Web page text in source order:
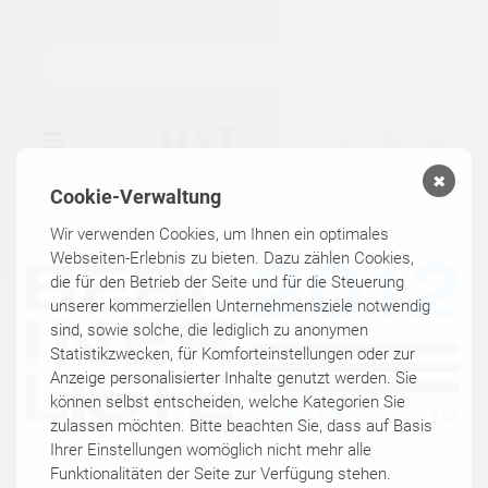
GALERIE
AUSSTELLUNGEN
KÜNSTLER
KATALOGE
Cookie-Verwaltung
Wir verwenden Cookies, um Ihnen ein optimales
Webseiten-Erlebnis zu bieten. Dazu zählen Cookies,
die für den Betrieb der Seite und für die Steuerung
unserer kommerziellen Unternehmensziele notwendig
sind, sowie solche, die lediglich zu anonymen
Statistikzwecken, für Komforteinstellungen oder zur
Anzeige personalisierter Inhalte genutzt werden. Sie
können selbst entscheiden, welche Kategorien Sie
zulassen möchten. Bitte beachten Sie, dass auf Basis
Ihrer Einstellungen womöglich nicht mehr alle
Funktionalitäten der Seite zur Verfügung stehen.
✖